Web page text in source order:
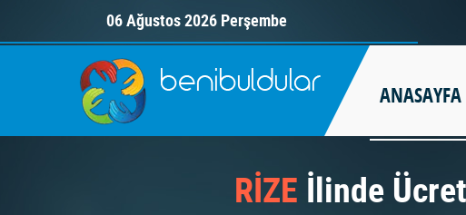
06 Ağustos 2026 Perşembe
ANASAYFA
RİZE İlinde